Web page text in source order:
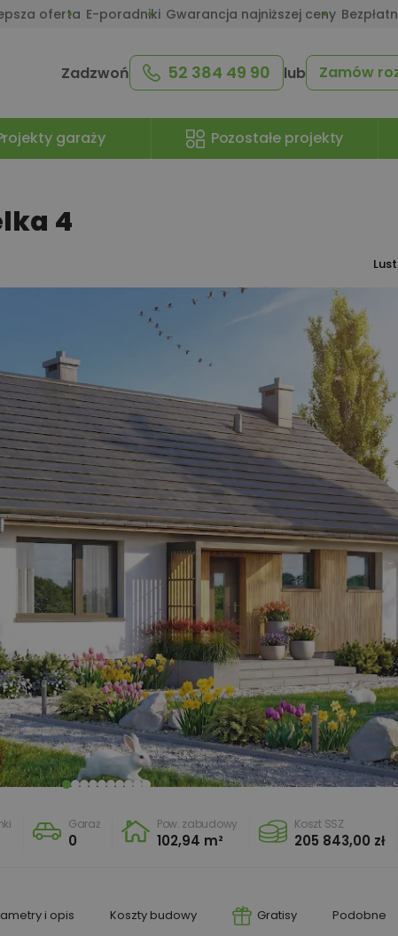
oferta E-poradniki Gwarancja najniższej ceny
Zadzwoń 52 384 49 90 lub Zamów
garaży Pozostałe projekty
4
Garaż
0
Pow. zabudowy
102,94 m²
Koszt SSZ
205 843,00 zł
i opis Koszty budowy Gratisy Podobne